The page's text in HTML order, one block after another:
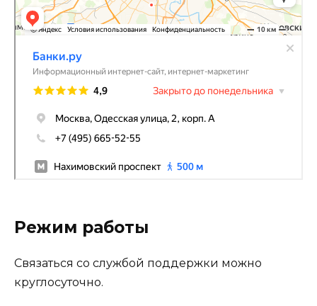
Режим работы
Связаться со службой поддержки можно
круглосуточно.